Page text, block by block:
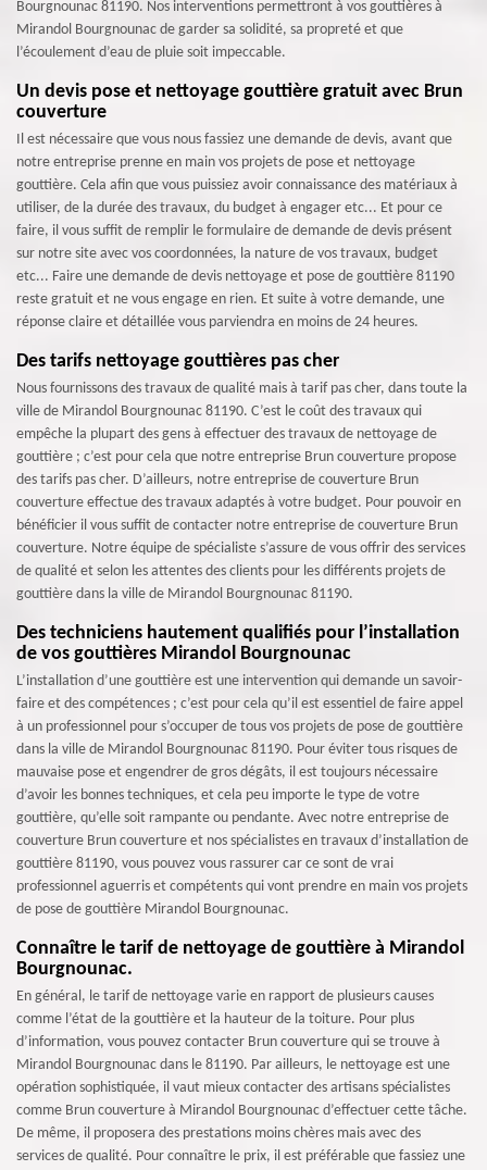
Bourgnounac 81190. Nos interventions permettront à vos gouttières à
Mirandol Bourgnounac de garder sa solidité, sa propreté et que
l’écoulement d’eau de pluie soit impeccable.
Un devis pose et nettoyage gouttière gratuit avec Brun
couverture
Il est nécessaire que vous nous fassiez une demande de devis, avant que
notre entreprise prenne en main vos projets de pose et nettoyage
gouttière. Cela afin que vous puissiez avoir connaissance des matériaux à
utiliser, de la durée des travaux, du budget à engager etc... Et pour ce
faire, il vous suffit de remplir le formulaire de demande de devis présent
sur notre site avec vos coordonnées, la nature de vos travaux, budget
etc... Faire une demande de devis nettoyage et pose de gouttière 81190
reste gratuit et ne vous engage en rien. Et suite à votre demande, une
réponse claire et détaillée vous parviendra en moins de 24 heures.
Des tarifs nettoyage gouttières pas cher
Nous fournissons des travaux de qualité mais à tarif pas cher, dans toute la
ville de Mirandol Bourgnounac 81190. C’est le coût des travaux qui
empêche la plupart des gens à effectuer des travaux de nettoyage de
gouttière ; c’est pour cela que notre entreprise Brun couverture propose
des tarifs pas cher. D’ailleurs, notre entreprise de couverture Brun
couverture effectue des travaux adaptés à votre budget. Pour pouvoir en
bénéficier il vous suffit de contacter notre entreprise de couverture Brun
couverture. Notre équipe de spécialiste s’assure de vous offrir des services
de qualité et selon les attentes des clients pour les différents projets de
gouttière dans la ville de Mirandol Bourgnounac 81190.
Des techniciens hautement qualifiés pour l’installation
de vos gouttières Mirandol Bourgnounac
L’installation d’une gouttière est une intervention qui demande un savoir-
faire et des compétences ; c’est pour cela qu’il est essentiel de faire appel
à un professionnel pour s’occuper de tous vos projets de pose de gouttière
dans la ville de Mirandol Bourgnounac 81190. Pour éviter tous risques de
mauvaise pose et engendrer de gros dégâts, il est toujours nécessaire
d’avoir les bonnes techniques, et cela peu importe le type de votre
gouttière, qu’elle soit rampante ou pendante. Avec notre entreprise de
couverture Brun couverture et nos spécialistes en travaux d’installation de
gouttière 81190, vous pouvez vous rassurer car ce sont de vrai
professionnel aguerris et compétents qui vont prendre en main vos projets
de pose de gouttière Mirandol Bourgnounac.
Connaître le tarif de nettoyage de gouttière à Mirandol
Bourgnounac.
En général, le tarif de nettoyage varie en rapport de plusieurs causes
comme l’état de la gouttière et la hauteur de la toiture. Pour plus
d’information, vous pouvez contacter Brun couverture qui se trouve à
Mirandol Bourgnounac dans le 81190. Par ailleurs, le nettoyage est une
opération sophistiquée, il vaut mieux contacter des artisans spécialistes
comme Brun couverture à Mirandol Bourgnounac d’effectuer cette tâche.
De même, il proposera des prestations moins chères mais avec des
services de qualité. Pour connaître le prix, il est préférable que fassiez une